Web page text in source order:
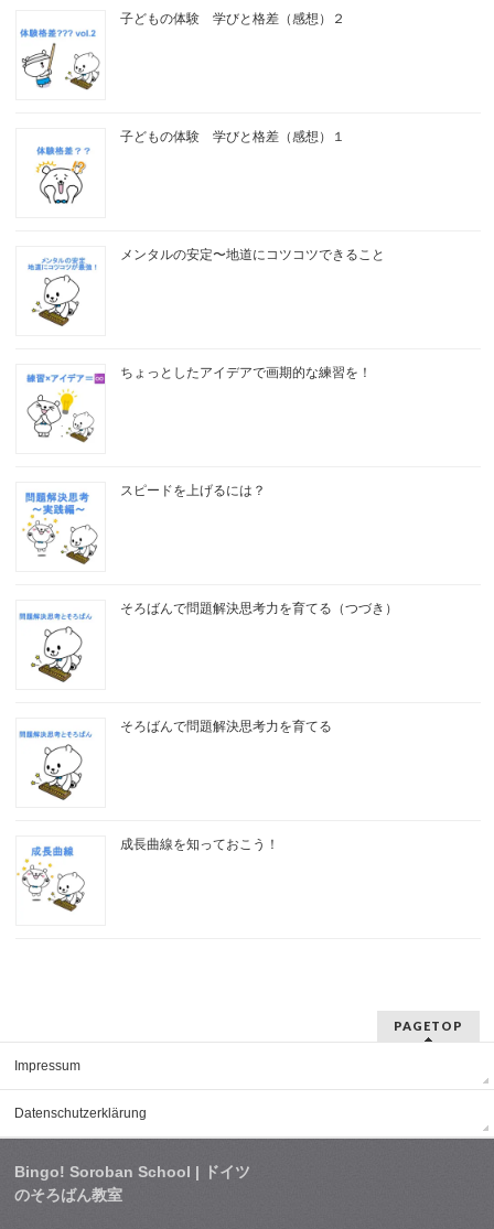
子どもの体験 学びと格差（感想）２
子どもの体験 学びと格差（感想）１
メンタルの安定〜地道にコツコツできること
ちょっとしたアイデアで画期的な練習を！
スピードを上げるには？
そろばんで問題解決思考力を育てる（つづき）
そろばんで問題解決思考力を育てる
成長曲線を知っておこう！
PAGETOP
Impressum
Datenschutzerklärung
Bingo! Soroban School | ドイツ
のそろばん教室